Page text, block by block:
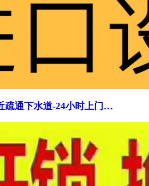
疏通下水道-24小时上门…